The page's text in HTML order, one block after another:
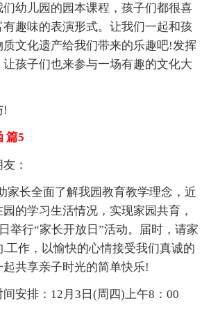
们幼儿园的园本课程，孩子们都很喜
趣味的表演形式。让我们一起和孩
文化遗产给我们带来的乐趣吧!发挥
孩子们也来参与一场有趣的文化大
!
篇5
：
家长全面了解我园教育教学理念，近
的学习生活情况，实现家园共育，
举行“家长开放日”活动。届时，请家
工作，以愉快的心情接受我们真诚的
共享亲子时光的简单快乐!
安排：12月3日(周四)上午8：00